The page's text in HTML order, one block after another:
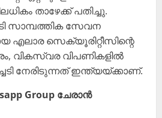
താഴേക്ക് പതിച്ചു.
സാമ്പത്തിക സേവന
എലാര സെക്യൂരിറ്റീസിന്റെ
വികസ്വര വിപണികളില്‍
നേരിടുന്നത് ഇന്ത്യയ്ക്കാണ്.
Group ചേരാൻ